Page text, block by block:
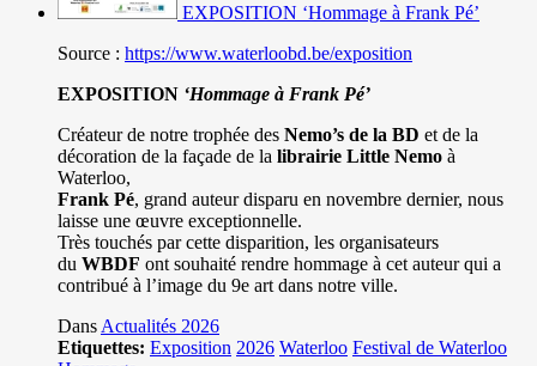
EXPOSITION ‘Hommage à Frank Pé’
Source : https://www.waterloobd.be/exposition
EXPOSITION ‘Hommage à Frank Pé’
Créateur de notre trophée des Nemo’s de la BD et de la
décoration de la façade de la librairie Little Nemo à
Waterloo,
Frank Pé, grand auteur disparu en novembre dernier, nous
laisse une œuvre exceptionnelle.
Très touchés par cette disparition, les organisateurs
du WBDF ont souhaité rendre hommage à cet auteur qui a
contribué à l’image du 9e art dans notre ville.
Dans Actualités 2026
Etiquettes: Exposition 2026 Waterloo Festival de Waterloo